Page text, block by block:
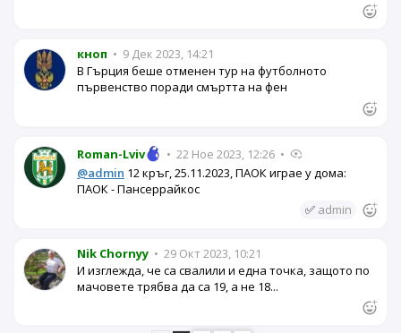
кноп • 9 Дек 2023, 14:21
В Гърция беше отменен тур на футболното
първенство поради смъртта на фен
Roman-Lviv • 22 Ное 2023, 12:26 •
@admin 12 кръг, 25.11.2023, ПАОК играе у дома:
ПАОК - Пансеррайкос
✅ admin
Nik Chornyy • 29 Окт 2023, 10:21
И изглежда, че са свалили и една точка, защото по
мачовете трябва да са 19, а не 18...